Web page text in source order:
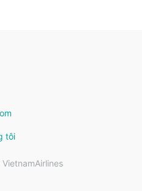
tôi
VietnamAirlines